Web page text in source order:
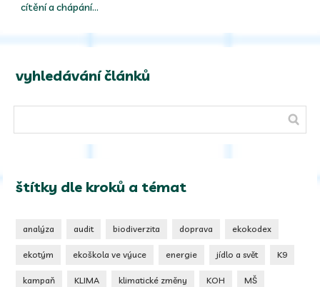
cítění a chápání…
vyhledávání článků
štítky dle kroků a témat
analýza audit biodiverzita doprava ekokodex
ekotým ekoškola ve výuce energie jídlo a svět K9
kampaň KLIMA klimatické změny KOH MŠ